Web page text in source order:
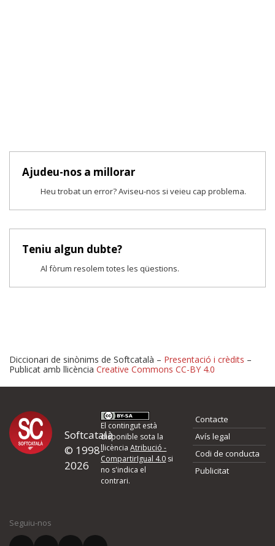
Ajudeu-nos a millorar
Heu trobat un error? Aviseu-nos si veieu cap problema.
Teniu algun dubte?
Al fòrum resolem totes les qüestions.
Proposeu-nos millores o
d'errors
Si heu trobat un error o voleu proposar alguna millora, ompliu els
quina és la millora que proposeu o l'error del qual voleu informar-
Diccionari de sinònims de Softcatalà – Presentació i crèdits –
Publicat amb llicència Creative Commons CC-BY 4.0
Softcatalà
© 1998-
2026
El contingut està
disponible sota la
llicènciaAtribució -
CompartirIgual 4.0 si
no s'indica el
contrari.
Contacte
Avís legal
Codi de conducta
Publicitat
Seguiu-nos